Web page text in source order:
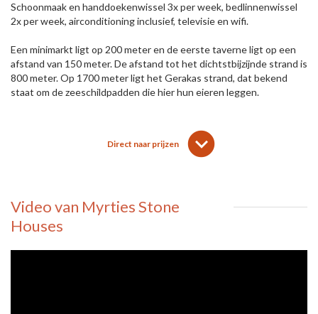
Schoonmaak en handdoekenwissel 3x per week, bedlinnenwissel
2x per week, airconditioning inclusief, televisie en wifi.
Een minimarkt ligt op 200 meter en de eerste taverne ligt op een
afstand van 150 meter. De afstand tot het dichtstbijzijnde strand is
800 meter. Op 1700 meter ligt het Gerakas strand, dat bekend
staat om de zeeschildpadden die hier hun eieren leggen.
Direct naar prijzen lens
keyboard_arrow_down
Video van Myrties Stone
Houses